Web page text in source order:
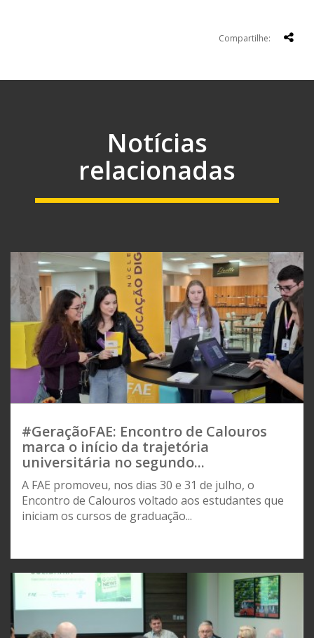
Compartilhe:
Notícias
relacionadas
#GeraçãoFAE: Encontro de Calouros
marca o início da trajetória
universitária no segundo...
A FAE promoveu, nos dias 30 e 31 de julho, o
Encontro de Calouros voltado aos estudantes que
iniciam os cursos de graduação...